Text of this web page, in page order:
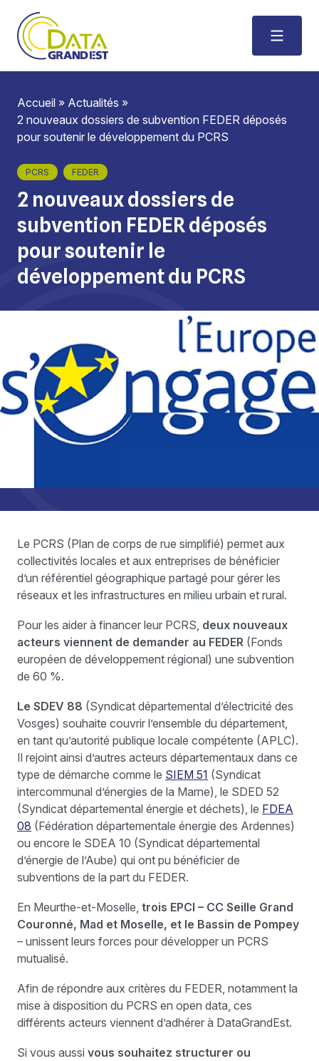
Accueil » Actualités »
2 nouveaux dossiers de subvention FEDER déposés
pour soutenir le développement du PCRS
PCRS FEDER
2 nouveaux dossiers de
subvention FEDER déposés
pour soutenir le
développement du PCRS
Le PCRS (Plan de corps de rue simplifié) permet aux
collectivités locales et aux entreprises de bénéficier
d’un référentiel géographique partagé pour gérer les
réseaux et les infrastructures en milieu urbain et rural.
Pour les aider à financer leur PCRS, deux nouveaux
acteurs viennent de demander au FEDER (Fonds
européen de développement régional) une subvention
de 60 %.
Le SDEV 88 (Syndicat départemental d’électricité des
Vosges) souhaite couvrir l’ensemble du département,
en tant qu’autorité publique locale compétente (APLC).
Il rejoint ainsi d’autres acteurs départementaux dans ce
type de démarche comme le SIEM 51 (Syndicat
intercommunal d’énergies de la Marne), le SDED 52
(Syndicat départemental énergie et déchets), le FDEA
08 (Fédération départementale énergie des Ardennes)
ou encore le SDEA 10 (Syndicat départemental
d’énergie de l’Aube) qui ont pu bénéficier de
subventions de la part du FEDER.
En Meurthe-et-Moselle, trois EPCI – CC Seille Grand
Couronné, Mad et Moselle, et le Bassin de Pompey
– unissent leurs forces pour développer un PCRS
mutualisé.
Afin de répondre aux critères du FEDER, notamment la
mise à disposition du PCRS en open data, ces
différents acteurs viennent d’adhérer à DataGrandEst.
Si vous aussi vous souhaitez structurer ou